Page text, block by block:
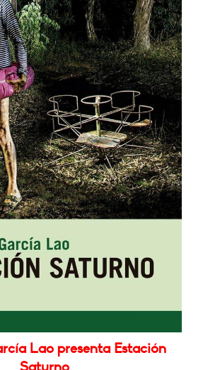
Lao presenta Estación